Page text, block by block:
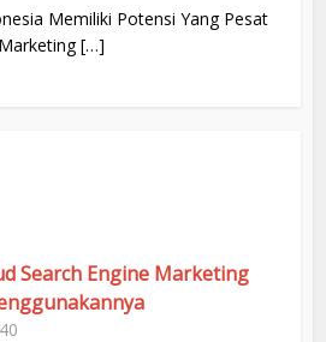
Memiliki Potensi Yang Pesat
[…]
Search Engine Marketing